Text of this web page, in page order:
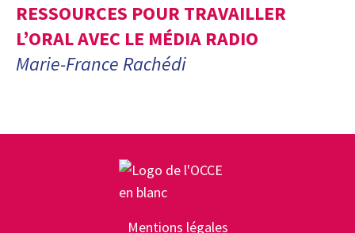
RESSOURCES POUR TRAVAILLER
L’ORAL AVEC LE MÉDIA RADIO
Marie-France Rachédi
Mentions légales